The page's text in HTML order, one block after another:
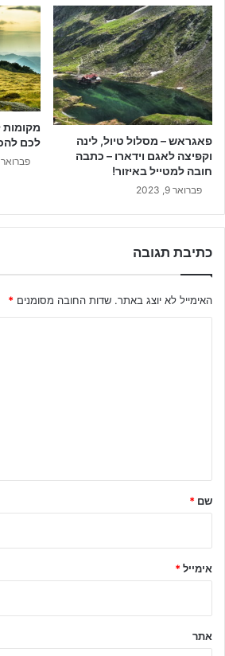
פאגראש – מסלול טיול, לינה
וקפיצה לאגם וידארו – כתבה
חובה למטייל באיזור!
פברואר 9, 2023
מקומות
לכם
פברואר 9, 2023
כתיבת תגובה
האימייל לא יוצג באתר. שדות החובה מסומנים *
ל
שם *
אימייל*
אתר